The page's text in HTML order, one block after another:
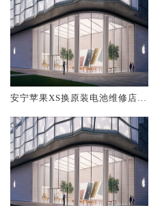
安宁苹果XS换原装电池维修店大